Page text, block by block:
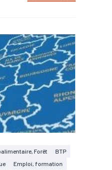
Forêt
BTP
Emploi, formation